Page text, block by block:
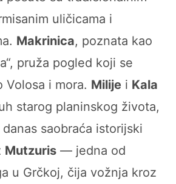
uličicama i
Makrinica, poznata kao
pruža pogled koji se
Volosa i mora. Milije i Kala
starog planinskog života,
saobraća istorijski
Mutzuris — jedna od
u Grčkoj, čija vožnja kroz